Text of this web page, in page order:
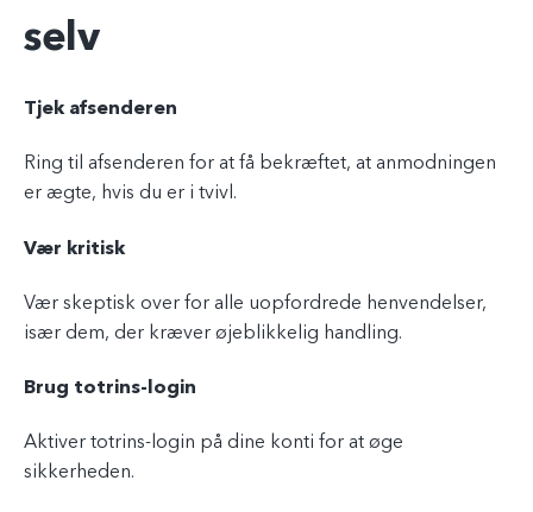
selv
Tjek afsenderen
Ring til afsenderen for at få bekræftet, at anmodningen
er ægte, hvis du er i tvivl.
Vær kritisk
Vær skeptisk over for alle uopfordrede henvendelser,
især dem, der kræver øjeblikkelig handling.
Brug totrins-login
Aktiver totrins-login på dine konti for at øge
sikkerheden.